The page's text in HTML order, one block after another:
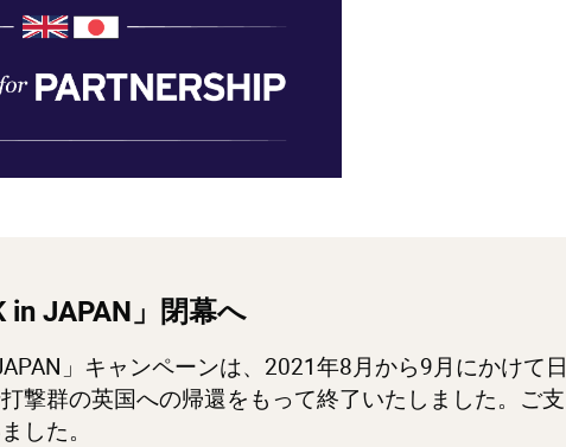
in JAPAN」閉幕へ
」キャンペーンは、2021年8月から9月にかけて日
撃群の英国への帰還をもって終了いたしました。ご支
した。